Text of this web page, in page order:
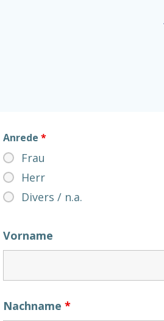
Anrede *
Frau
Herr
Divers / n.a.
Vorname
Nachname *